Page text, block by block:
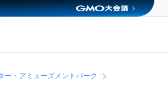
ー・アミューズメントパーク